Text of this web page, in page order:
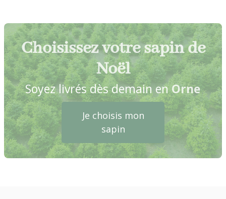
Choisissez votre sapin de
Noël
Soyez livrés dès demain enOrne
Je choisis mon
sapin